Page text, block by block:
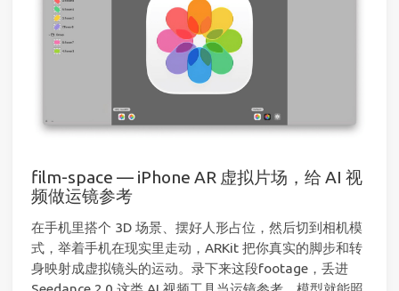
film-space — iPhone AR 虚拟片场，给 AI 视
频做运镜参考
在手机里搭个 3D 场景、摆好人形占位，然后切到相机模
式，举着手机在现实里走动，ARKit 把你真实的脚步和转
身映射成虚拟镜头的运动。录下来这段footage，丢进